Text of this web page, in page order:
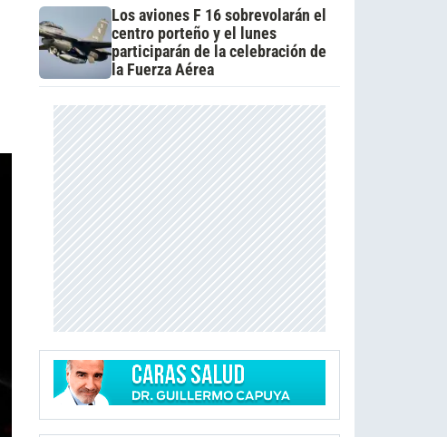
Los aviones F 16 sobrevolarán el
centro porteño y el lunes
participarán de la celebración de
la Fuerza Aérea